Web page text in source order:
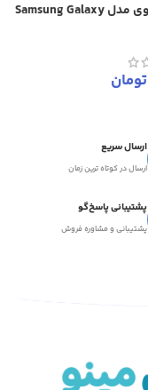
گلس یو وی مدل Samsung Galaxy
تومان
ارسال سریع
ارسال در کوتاه ترین زمان
پشتیبانی پاسخ‌گو
پشتیبانی و مشاوره فروش